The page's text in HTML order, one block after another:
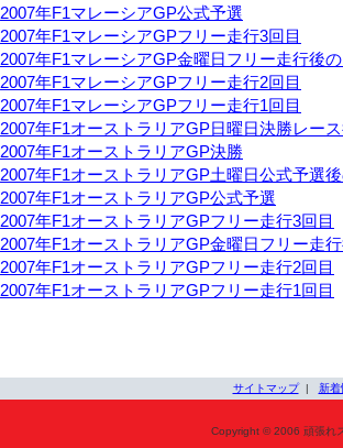
2007年F1マレーシアGP公式予選
2007年F1マレーシアGPフリー走行3回目
2007年F1マレーシアGP金曜日フリー走行後
2007年F1マレーシアGPフリー走行2回目
2007年F1マレーシアGPフリー走行1回目
2007年F1オーストラリアGP日曜日決勝レー
2007年F1オーストラリアGP決勝
2007年F1オーストラリアGP土曜日公式予選
2007年F1オーストラリアGP公式予選
2007年F1オーストラリアGPフリー走行3回目
2007年F1オーストラリアGP金曜日フリー走
2007年F1オーストラリアGPフリー走行2回目
2007年F1オーストラリアGPフリー走行1回目
サイトマップ| 新着
Copyright © 2006 頑張れ